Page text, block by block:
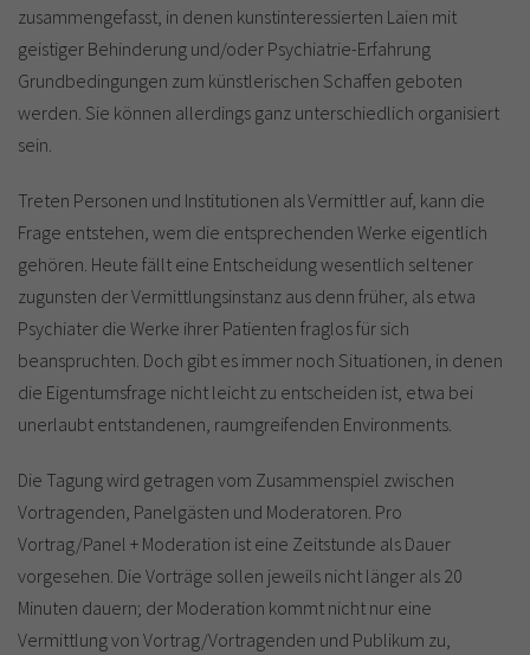
zusammengefasst, in denen kunstinteressierten Laien mit
geistiger Behinderung und/oder Psychiatrie-Erfahrung
Grundbedingungen zum künstlerischen Schaffen geboten
werden. Sie können allerdings ganz unterschiedlich organisiert
sein.
Treten Personen und Institutionen als Vermittler auf, kann die
Frage entstehen, wem die entsprechenden Werke eigentlich
gehören. Heute fällt eine Entscheidung wesentlich seltener
zugunsten der Vermittlungsinstanz aus denn früher, als etwa
Psychiater die Werke ihrer Patienten fraglos für sich
beanspruchten. Doch gibt es immer noch Situationen, in denen
die Eigentumsfrage nicht leicht zu entscheiden ist, etwa bei
unerlaubt entstandenen, raumgreifenden Environments.
Die Tagung wird getragen vom Zusammenspiel zwischen
Vortragenden, Panelgästen und Moderatoren. Pro
Vortrag/Panel + Moderation ist eine Zeitstunde als Dauer
vorgesehen. Die Vorträge sollen jeweils nicht länger als 20
Minuten dauern; der Moderation kommt nicht nur eine
Vermittlung von Vortrag/Vortragenden und Publikum zu,